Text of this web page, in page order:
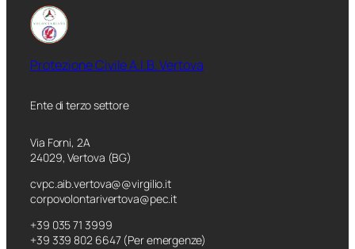
Protezione Civile A.I.B. Vertova
Ente di terzo settore
Via Forni, 2A
24029, Vertova (BG)
cvpc.aib.vertova@@virgilio.it
corpovolontarivertova@pec.it
+39 035 71 3999
+39 339 802 6647 (Per emergenze)